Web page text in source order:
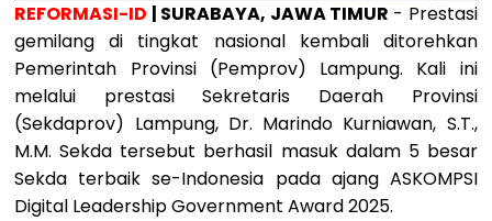
REFORMASI-ID | SURABAYA, JAWA TIMUR - Prestasi
gemilang di tingkat nasional kembali ditorehkan
Pemerintah Provinsi (Pemprov) Lampung. Kali ini
melalui prestasi Sekretaris Daerah Provinsi
(Sekdaprov) Lampung, Dr. Marindo Kurniawan, S.T.,
M.M. Sekda tersebut berhasil masuk dalam 5 besar
Sekda terbaik se-Indonesia pada ajang ASKOMPSI
Digital Leadership Government Award 2025.